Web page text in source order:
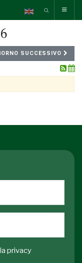
SUCCESSIVO
privacy